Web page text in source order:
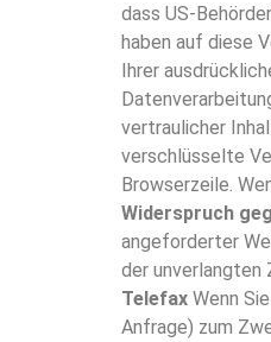
dass US-
haben auf diese
Ihrer
vertraulicher
verschlüsselte
Browserzeile.
Widerspruch
angeforderter
der unverlangten
Telefax Wenn
Anfrage) zum